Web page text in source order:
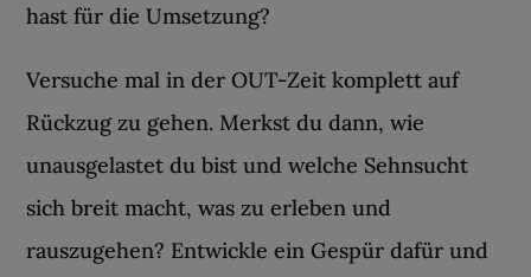
hast für die Umsetzung?
Versuche mal in der OUT-Zeit komplett auf
Rückzug zu gehen. Merkst du dann, wie
unausgelastet du bist und welche Sehnsucht
sich breit macht, was zu erleben und
rauszugehen? Entwickle ein Gespür dafür und